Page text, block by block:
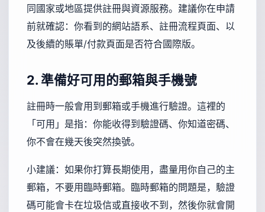
同國家或地區提供註冊與資源服務。建議你在申請
前就確認：你看到的網站語系、註冊流程頁面、以
及後續的賬單/付款頁面是否符合國際版。
2. 準備好可用的郵箱與手機號
註冊時一般會用到郵箱或手機進行驗證。這裡的
「可用」是指：你能收得到驗證碼、你知道密碼、
你不會在幾天後突然換號。
小建議：如果你打算長期使用，盡量用你自己的主
郵箱，不要用臨時郵箱。臨時郵箱的問題是，驗證
碼可能會卡在垃圾信或直接收不到，然後你就會開